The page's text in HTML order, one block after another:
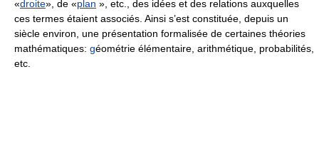
«droite», de «plan », etc., des idées et des relations auxquelles
ces termes étaient associés. Ainsi s’est constituée, depuis un
siècle environ, une présentation formalisée de certaines théories
mathématiques: géométrie élémentaire, arithmétique, probabilités,
etc.